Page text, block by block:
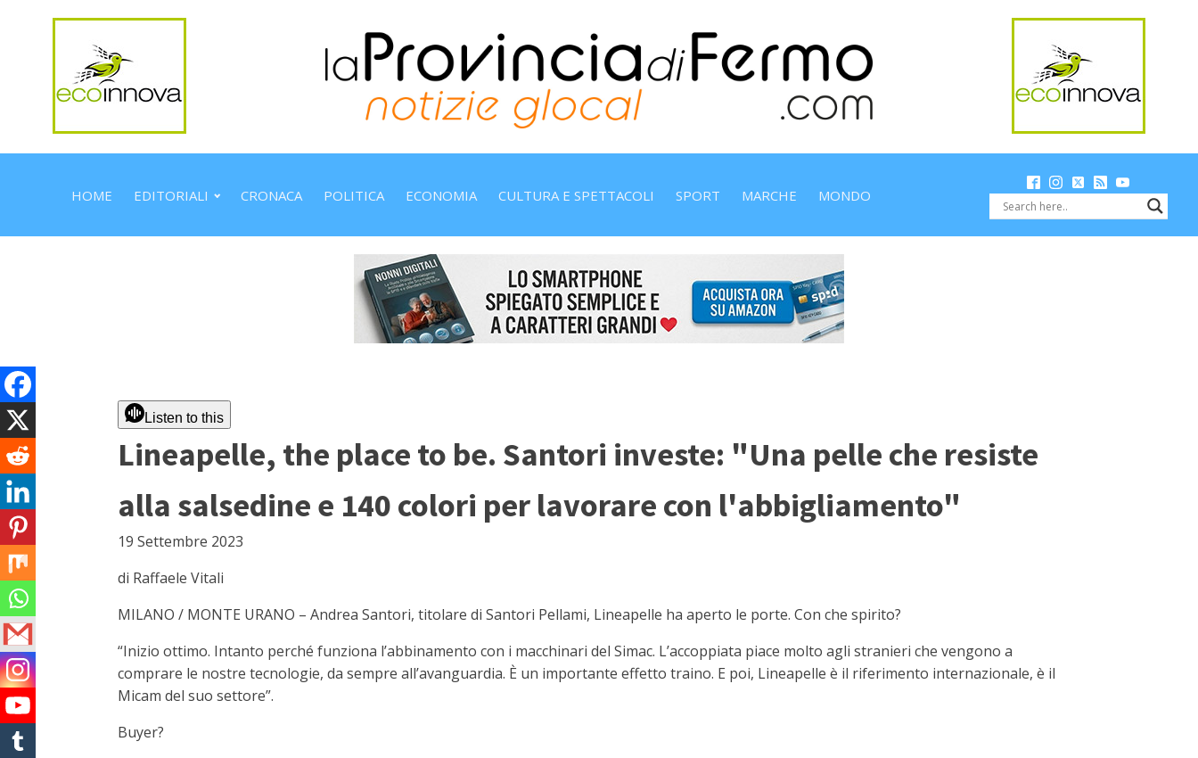
HOME EDITORIALI CRONACA POLITICA ECONOMIA CULTURA E SPETTACOLI SPORT MARCHE MONDO
Listen to this
Lineapelle, the place to be. Santori investe: "Una pelle che resiste
alla salsedine e 140 colori per lavorare con l'abbigliamento"
19 Settembre 2023
di Raffaele Vitali
MILANO / MONTE URANO – Andrea Santori, titolare di Santori Pellami, Lineapelle ha aperto le porte. Con che spirito?
“Inizio ottimo. Intanto perché funziona l’abbinamento con i macchinari del Simac. L’accoppiata piace molto agli stranieri che vengono a
comprare le nostre tecnologie, da sempre all’avanguardia. È un importante effetto traino. E poi, Lineapelle è il riferimento internazionale, è il
Micam del suo settore”.
Buyer?